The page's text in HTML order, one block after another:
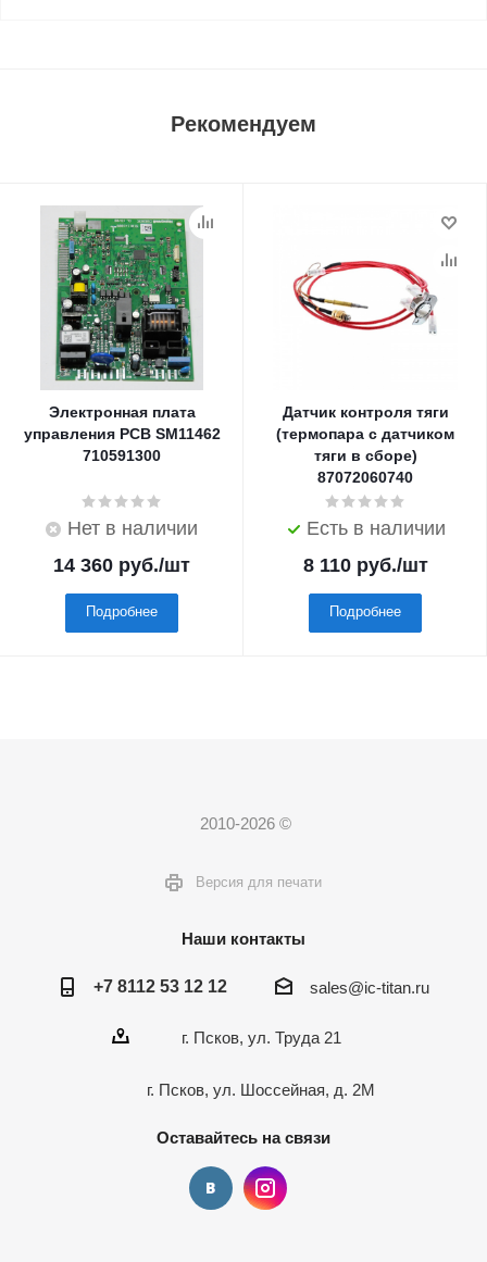
Рекомендуем
Электронная плата
управления PCB SM11462
710591300
Нет в наличии
14 360 руб./шт
Подробнее
Датчик контроля тяги
(термопара с датчиком
тяги в сборе)
87072060740
Есть в наличии
8 110руб./шт
Подробнее
2010-2026 ©
Версия для печати
Наши контакты
+7 8112 53 12 12 sales@ic-titan.ru
г. Псков, ул. Труда 21
г. Псков, ул. Шоссейная, д. 2М
Оставайтесь на связи